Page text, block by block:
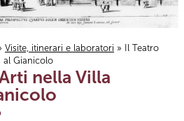
Visite, itinerari e laboratori » Il Teatro
al Gianicolo
nella Villa